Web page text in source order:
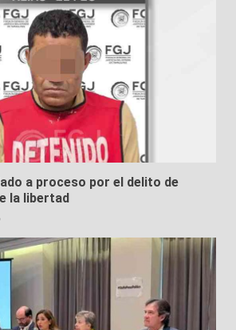
a proceso por el delito de
la libertad